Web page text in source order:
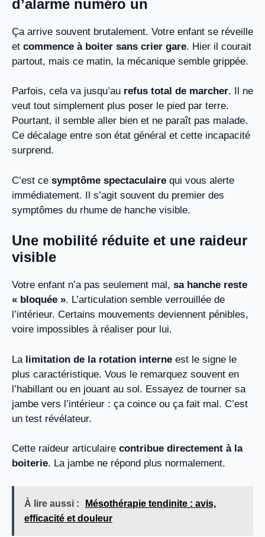
d’alarme numéro un
Ça arrive souvent brutalement. Votre enfant se réveille
et commence à boiter sans crier gare. Hier il courait
partout, mais ce matin, la mécanique semble grippée.
Parfois, cela va jusqu’au refus total de marcher. Il ne
veut tout simplement plus poser le pied par terre.
Pourtant, il semble aller bien et ne paraît pas malade.
Ce décalage entre son état général et cette incapacité
surprend.
C’est ce symptôme spectaculaire qui vous alerte
immédiatement. Il s’agit souvent du premier des
symptômes du rhume de hanche visible.
Une mobilité réduite et une raideur
visible
Votre enfant n’a pas seulement mal, sa hanche reste
« bloquée ». L’articulation semble verrouillée de
l’intérieur. Certains mouvements deviennent pénibles,
voire impossibles à réaliser pour lui.
La limitation de la rotation interne est le signe le
plus caractéristique. Vous le remarquez souvent en
l’habillant ou en jouant au sol. Essayez de tourner sa
jambe vers l’intérieur : ça coince ou ça fait mal. C’est
un test révélateur.
Cette raideur articulaire contribue directement à la
boiterie. La jambe ne répond plus normalement.
À lire aussi :
Mésothérapie tendinite : avis,
efficacité et douleur